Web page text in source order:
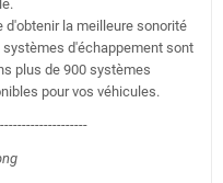
la meilleure sonorité
d'échappement sont
plus de 900 systèmes
pour vos véhicules.